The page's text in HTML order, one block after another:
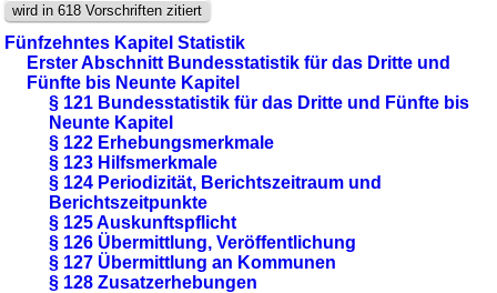
wird in 618 Vorschriften zitiert
Fünfzehntes Kapitel Statistik
Erster Abschnitt Bundesstatistik für das Dritte und
Fünfte bis Neunte Kapitel
§ 121 Bundesstatistik für das Dritte und Fünfte bis
Neunte Kapitel
§ 122 Erhebungsmerkmale
§ 123 Hilfsmerkmale
§ 124 Periodizität, Berichtszeitraum und
Berichtszeitpunkte
§ 125 Auskunftspflicht
§ 126 Übermittlung, Veröffentlichung
§ 127 Übermittlung an Kommunen
§ 128 Zusatzerhebungen